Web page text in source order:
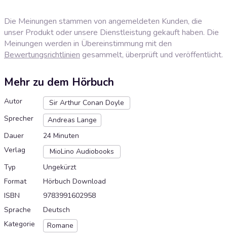
Die Meinungen stammen von angemeldeten Kunden, die
unser Produkt oder unsere Dienstleistung gekauft haben. Die
Meinungen werden in Übereinstimmung mit den
Bewertungsrichtlinien gesammelt, überprüft und veröffentlicht.
Mehr zu dem Hörbuch
Autor
Sir Arthur Conan Doyle
Sprecher
Andreas Lange
Dauer
24 Minuten
Verlag
MioLino Audiobooks
Typ
Ungekürzt
Format
Hörbuch Download
ISBN
9783991602958
Sprache
Deutsch
Kategorie
Romane